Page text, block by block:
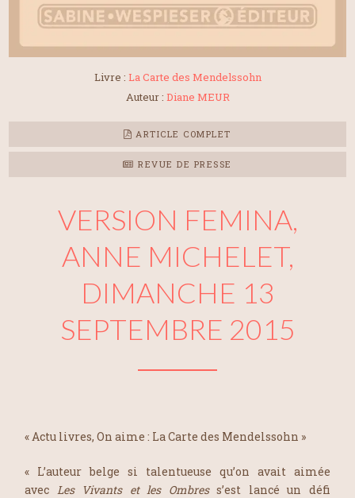
Livre : La Carte des Mendelssohn
Auteur : Diane MEUR
ARTICLE COMPLET
REVUE DE PRESSE
VERSION FEMINA,
ANNE MICHELET,
DIMANCHE 13
SEPTEMBRE 2015
« Actu livres, On aime : La Carte des Mendelssohn »
« L’auteur belge si talentueuse qu’on avait aimée
avec
Les Vivants et les Ombress’est lancé un défi